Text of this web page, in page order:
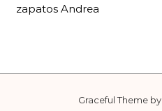
zapatos Andrea
Graceful Theme by